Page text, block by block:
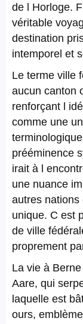
de l Horloge.
véritable
destination
intemporel et
Le terme ville
aucun canton
renforçant l
comme une
prééminence
irait à l
une nuance
autres nations
unique. C est
de ville
proprement
La vie à
Aare, qui
laquelle est
ours,